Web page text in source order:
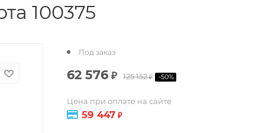
100375
Под заказ
62 576 ₽ 125 152₽ -50%
Цена при оплате на сайте
59 447 ₽